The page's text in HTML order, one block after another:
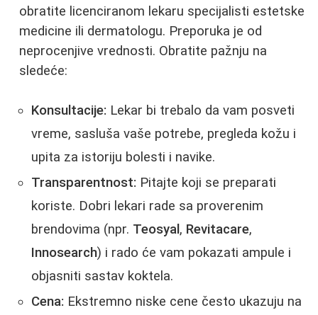
obratite licenciranom lekaru specijalisti estetske
medicine ili dermatologu. Preporuka je od
neprocenjive vrednosti. Obratite pažnju na
sledeće:
Konsultacije: Lekar bi trebalo da vam posveti
vreme, sasluša vaše potrebe, pregleda kožu i
upita za istoriju bolesti i navike.
Transparentnost: Pitajte koji se preparati
koriste. Dobri lekari rade sa proverenim
brendovima (npr. Teosyal, Revitacare,
Innosearch) i rado će vam pokazati ampule i
objasniti sastav koktela.
Cena: Ekstremno niske cene često ukazuju na